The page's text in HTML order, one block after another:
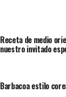
Receta de medio
nuestro invitado
Barbacoa estilo